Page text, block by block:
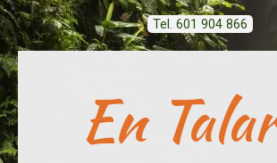
Tel. 601 904 866
En